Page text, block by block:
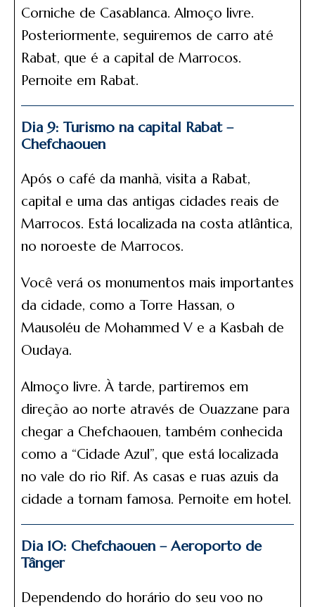
Corniche de Casablanca. Almoço livre.
Posteriormente, seguiremos de carro até
Rabat, que é a capital de Marrocos.
Pernoite em Rabat.
Dia 9: Turismo na capital Rabat –
Chefchaouen
Após o café da manhã, visita a Rabat,
capital e uma das antigas cidades reais de
Marrocos. Está localizada na costa atlântica,
no noroeste de Marrocos.
Você verá os monumentos mais importantes
da cidade, como a Torre Hassan, o
Mausoléu de Mohammed V e a Kasbah de
Oudaya.
Almoço livre. À tarde, partiremos em
direção ao norte através de Ouazzane para
chegar a Chefchaouen, também conhecida
como a “Cidade Azul”, que está localizada
no vale do rio Rif. As casas e ruas azuis da
cidade a tornam famosa. Pernoite em hotel.
Dia 10: Chefchaouen – Aeroporto de
Tânger
Dependendo do horário do seu voo no